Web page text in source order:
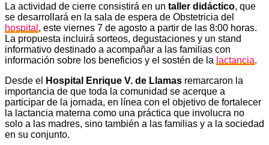
La actividad de cierre consistirá en un taller didáctico, que
se desarrollará en la sala de espera de Obstetricia del
hospital , este viernes 7 de agosto a partir de las 8:00 horas.
La propuesta incluirá sorteos, degustaciones y un stand
informativo destinado a acompañar a las familias con
información sobre los beneficios y el sostén de la lactancia.
Desde el
Hospital Enrique V. de Llamas remarcaron la
importancia de que toda la comunidad se acerque a
participar de la jornada, en línea con el objetivo de fortalecer
la lactancia materna como una práctica que involucra no
solo a las madres, sino también a las familias y a la sociedad
en su conjunto.